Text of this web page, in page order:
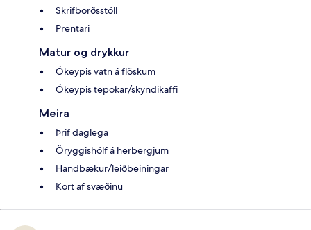
Skrifborðsstóll
Prentari
Matur og drykkur
Ókeypis vatn á flöskum
Ókeypis tepokar/skyndikaffi
Meira
Þrif daglega
Öryggishólf á herbergjum
Handbækur/leiðbeiningar
Kort af svæðinu